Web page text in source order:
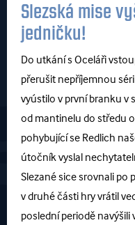
Slezská mise
jedničku!
Do utkání s Oceláři
přerušit nepříjemnou
vyústilo v první branku v
od mantinelu do středu
pohybující se Redlich
útočník vyslal
Slezané sice srovnali po
v druhé části hry vrátil
poslední periodě navýšili